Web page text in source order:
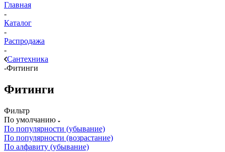
Главная
-
Каталог
-
Распродажа
-
Сантехника
-Фитинги
Фитинги
Фильтр
По умолчанию
По популярности (убывание)
По популярности (возрастание)
По алфавиту (убывание)